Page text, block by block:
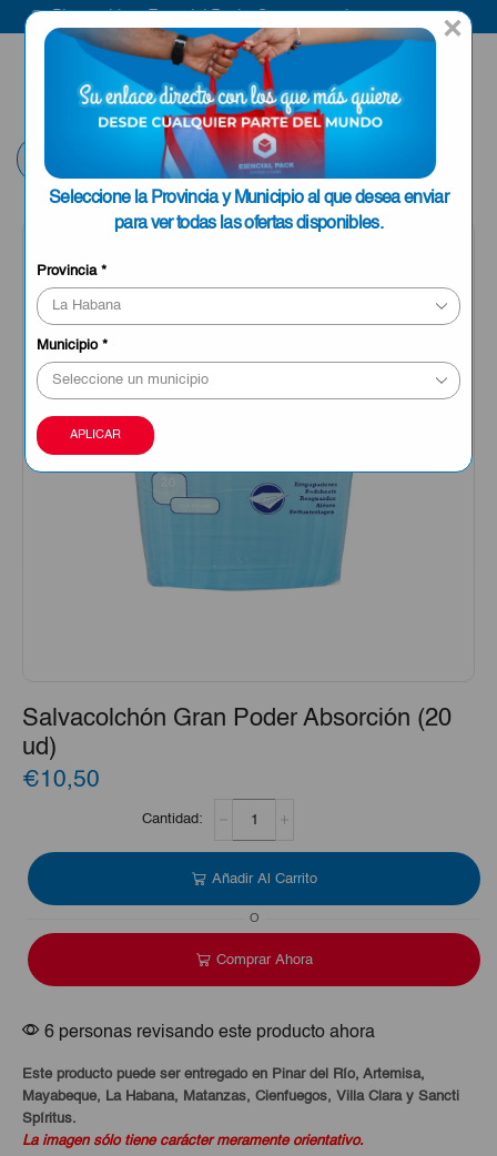
×
Seleccione la Provincia y Municipio al que desea enviar
para ver todas las ofertas disponibles.
Provincia*
Municipio*
APLICAR
Bienvenido a Esencial Pack
ENVIAR A LA
HABANA
Salvacolchón Gran Poder Absorción (20
ud)
€10,50
(20
ud)
cantidad
Añadir Al Carrito
O
Comprar Ahora
6 personas revisando este producto ahora
Este producto puede ser entregado en Pinar del Río, Artemisa,
Mayabeque, La Habana, Matanzas, Cienfuegos, Villa Clara y Sancti
Spíritus.
La imagen sólo tiene carácter meramente orientativo.